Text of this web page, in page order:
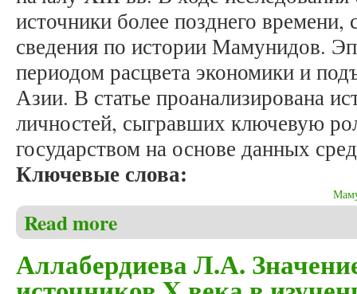
источники более позднего
сведения по истории Мамунидов.
периодом расцвета экономики и
Азии. В статье проанализирована
личностей, сыгравших ключевую
государством на основе данных
Ключевые слова:
Read more
Аллабердиева Л.А.